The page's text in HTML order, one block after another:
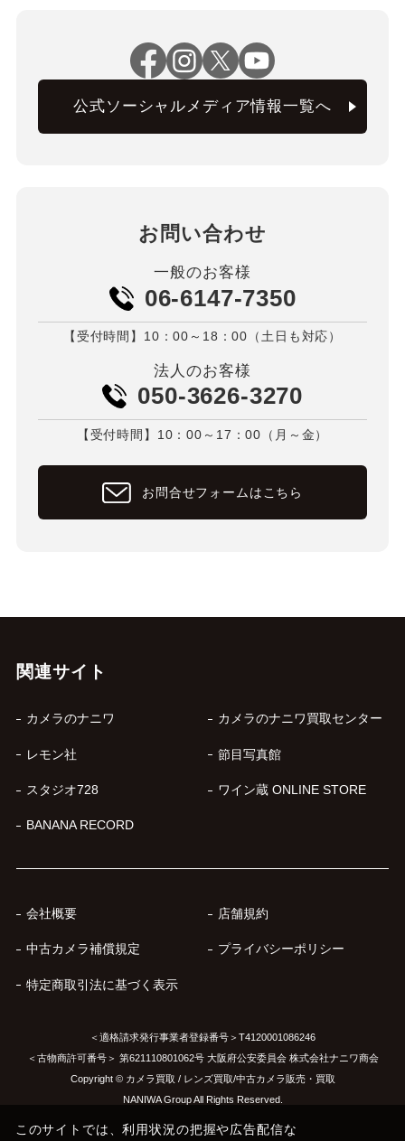
公式ソーシャルメディア情報一覧へ
お問い合わせ
一般のお客様
06-6147-7350
【受付時間】10：00～18：00（土日も対応）
法人のお客様
050-3626-3270
【受付時間】10：00～17：00（月～金）
お問合せフォームはこちら
関連サイト
カメラのナニワ カメラのナニワ買取センター
レモン社 節目写真館
スタジオ728 ワイン蔵 ONLINE STORE
BANANA RECORD
会社概要 店舗規約
中古カメラ補償規定 プライバシーポリシー
特定商取引法に基づく表示
＜適格請求発行事業者登録番号＞T4120001086246
＜古物商許可番号＞ 第621110801062号 大阪府公安委員会 株式会社ナニワ商会
Copyright © カメラ買取 / レンズ買取/中古カメラ販売・買取
NANIWA Group All Rights Reserved.
このサイトでは、利用状況の把握や広告配信な